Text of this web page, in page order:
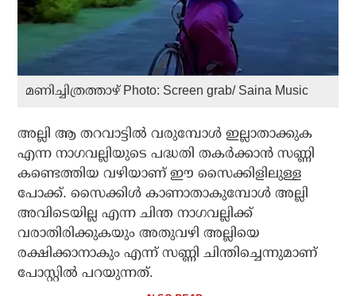
മണിച്ചിത്രത്താഴ് Photo: Screen grab/ Saina Music
അല്ലി ആ തറവാട്ടില്‍ വരുമ്പോള്‍ ഇല്ലാതാക്കുക
എന്ന നാഗവല്ലിയുടെ പദ്ധതി തകര്‍ക്കാന്‍ സണ്ണി
കണ്ടെത്തിയ വഴിയാണ് ഈ സൈക്കിളിലുള്ള
പോക്ക്. സൈക്കിള്‍ കാണാതാകുമ്പോള്‍ അല്ലി
അവിടെയില്ല എന്ന ചിന്ത നാഗവല്ലിക്ക്
വരാതിരിക്കുകയും അതുവഴി അല്ലിയെ
രക്ഷിക്കാനാകും എന്ന് സണ്ണി ചിന്തിച്ചെന്നുമാണ്
പോസ്റ്റില്‍ പറയുന്നത്.